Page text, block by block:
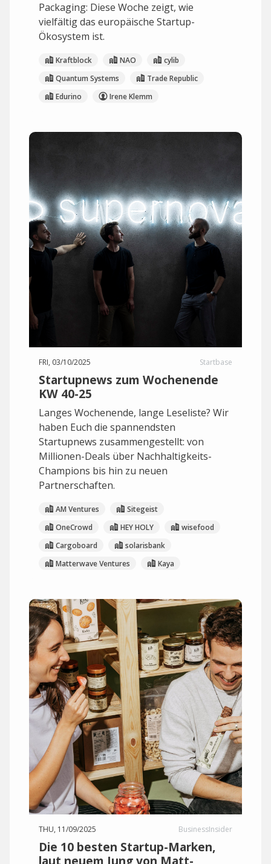
Packaging: Diese Woche zeigt, wie
vielfältig das europäische Startup-
Ökosystem ist.
Kraftblock NAO
cylib
Quantum Systems
Trade Republic
Edurino
Irene Klemm
FRI, 03/10/2025 Startbase
Startupnews zum Wochenende
KW 40-25
Langes Wochenende, lange Leseliste? Wir
haben Euch die spannendsten
Startupnews zusammengestellt: von
Millionen-Deals über Nachhaltigkeits-
Champions bis hin zu neuen
Partnerschaften.
AM Ventures
Sitegeist
OneCrowd
HEY HOLY
wisefood
Cargoboard
solarisbank
Matterwave Ventures
Kaya
THU, 11/09/2025 BusinessInsider
Die 10 besten Startup-Marken,
laut neuem Jung von Matt-